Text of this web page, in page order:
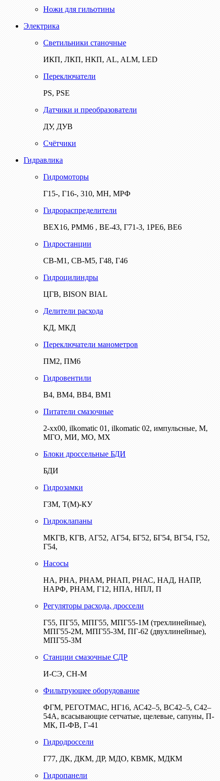
Ножи для гильотины
Электрика
Светильники станочные
ИКП, ЛКП, НКП, AL, ALM, LED
Переключатели
PS, PSE
Датчики и преобразователи
ДУ, ДУВ
Счётчики
Гидравлика
Гидромоторы
Г15-, Г16-, 310, МН, МРФ
Гидрораспределители
ВЕХ16, РММ6 , ВЕ-43, Г71-3, 1РЕ6, ВЕ6
Гидростанции
СВ-М1, СВ-М5, Г48, Г46
Гидроцилиндры
ЦГВ, BISON BIAL
Делители расхода
КД, МКД
Переключатели манометров
ПМ2, ПМ6
Гидровентили
В4, ВМ4, ВВ4, ВМ1
Питатели смазочные
2-хх00, ilkomatic 01, ilkomatic 02, импульсные, М,
МГО, МИ, МО, МХ
Блоки дроссельные БДИ
БДИ
Гидрозамки
ГЗМ, Т(М)-КУ
Гидроклапаны
МКГВ, КГВ, АГ52, АГ54, БГ52, БГ54, ВГ54, Г52,
Г54,
Насосы
НА, РНА, РНАМ, РНАП, РНАС, НАД, НАПР,
НАРФ, РНАМ, Г12, НПА, НПЛ, П
Регуляторы расхода, дроссели
Г55, ПГ55, МПГ55, МПГ55-1М (трехлинейные),
МПГ55-2М, МПГ55-3М, ПГ-62 (двухлинейные),
МПГ55-3М
Станции смазочные СДР
И-СЭ, СН-М
Фильтрующее оборудование
ФГМ, РЕГОТМАС, НГ16, АС42–5, ВС42–5, С42–
54А, всасывающие сетчатые, щелевые, сапуны, П-
МК, П-ФВ, Г-41
Гидродроссели
Г77, ДК, ДКМ, ДР, МДО, КВМК, МДКМ
Гидропанели